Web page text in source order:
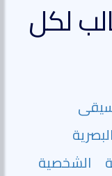
لكل
الشخصية